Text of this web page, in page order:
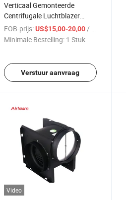
Verticaal Gemonteerde
Centrifugale Luchtblazer
Luchtcirculatie Mechanische
Extractie Ventilatoren met CE
FOB-prijs: US$15,00-20,00/ Stuk
Minimale Bestelling: 1 Stuk
Verstuur aanvraag
Video